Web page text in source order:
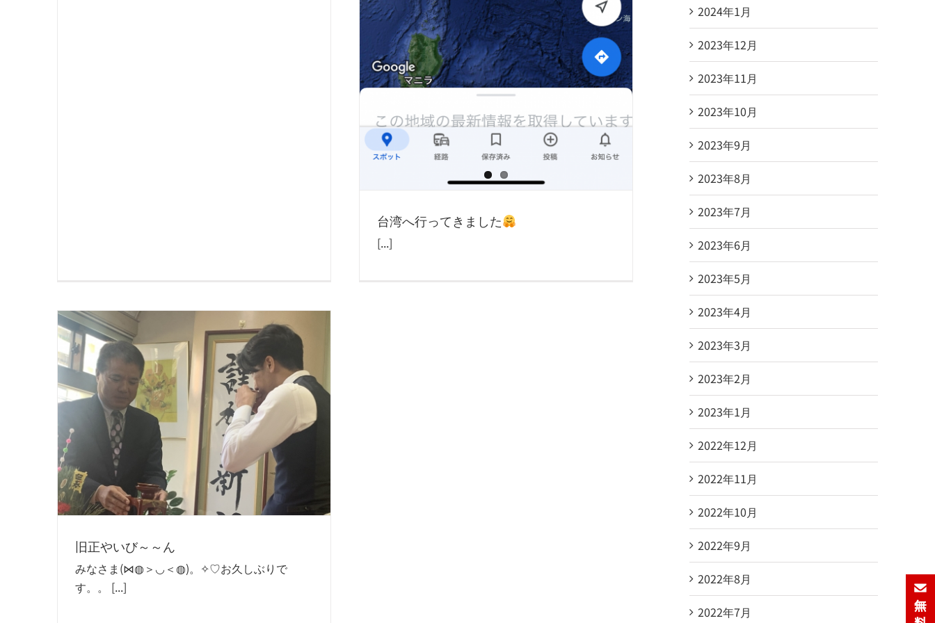
台湾へ行ってきました
[...]
旧正やいび～～ん
みなさま(⋈◍＞◡＜◍)。✧♡お久しぶりで
す。。 [...]
2024年1月
2023年12月
2023年11月
2023年10月
2023年9月
2023年8月
2023年7月
2023年6月
2023年5月
2023年4月
2023年3月
2023年2月
2023年1月
2022年12月
2022年11月
2022年10月
2022年9月
2022年8月
2022年7月